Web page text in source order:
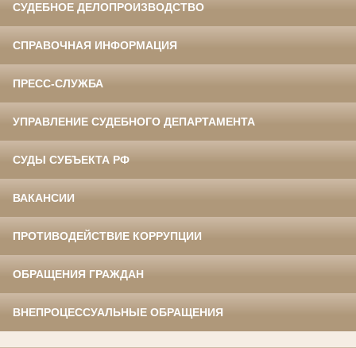
СУДЕБНОЕ ДЕЛОПРОИЗВОДСТВО
СПРАВОЧНАЯ ИНФОРМАЦИЯ
ПРЕСС-СЛУЖБА
УПРАВЛЕНИЕ СУДЕБНОГО ДЕПАРТАМЕНТА
СУДЫ СУБЪЕКТА РФ
ВАКАНСИИ
ПРОТИВОДЕЙСТВИЕ КОРРУПЦИИ
ОБРАЩЕНИЯ ГРАЖДАН
ВНЕПРОЦЕССУАЛЬНЫЕ ОБРАЩЕНИЯ